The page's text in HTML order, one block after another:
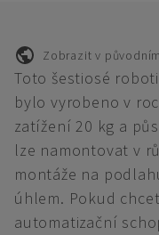
Zobrazit v
Toto šestiosé
bylo vyrobeno v
zatížení 20 kg a
lze namontovat v
montáže na
úhlem. Pokud
automatizační